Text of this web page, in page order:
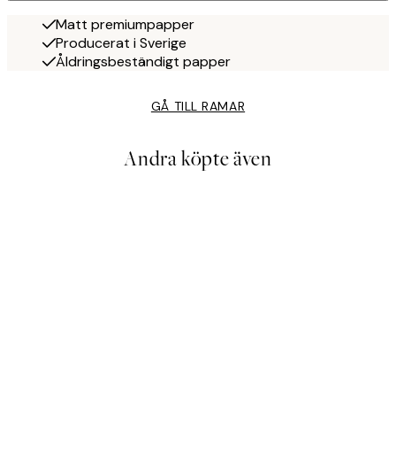
Matt premiumpapper
Producerat i Sverige
Åldringsbeständigt papper
GÅ TILL RAMAR
Andra köpte även